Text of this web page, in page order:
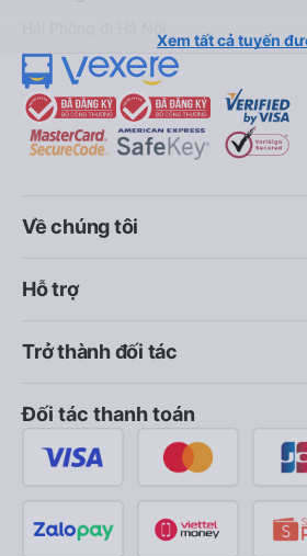
Xem tất cả tuyến
Về chúng tôi
Hỗ trợ
Trở thành đối tác
Đối tác thanh toán